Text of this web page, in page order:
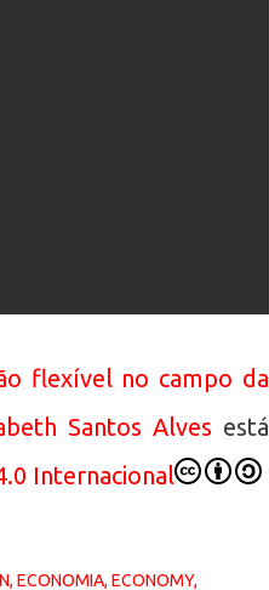
flexível no campo da
Santos Alves está
Internacional
ECONOMIA ECONOMY